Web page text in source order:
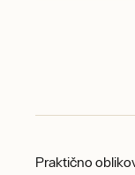
Praktično